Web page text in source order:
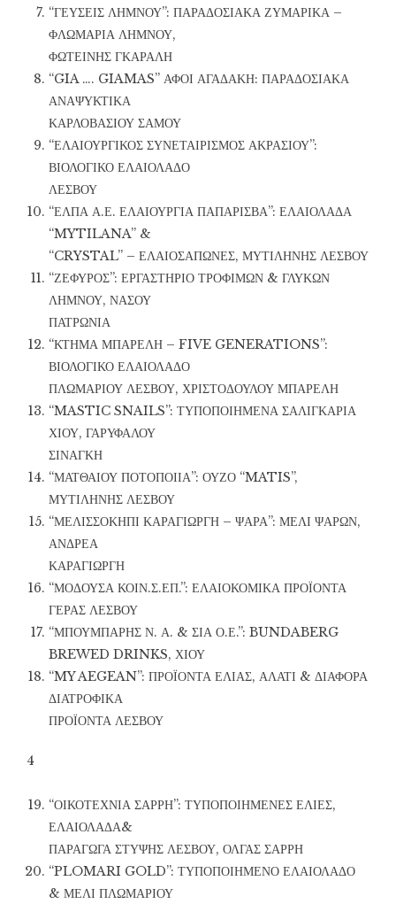
“ΓΕΥΣΕΙΣ ΛΗΜΝΟΥ”: ΠΑΡΑΔΟΣΙΑΚΑ ΖΥΜΑΡΙΚΑ –
ΦΛΩΜΑΡΙΑ ΛΗΜΝΟΥ,
ΦΩΤΕΙΝΗΣ ΓΚΑΡΑΛΗ
“GIA …. GIAMAS” ΑΦΟΙ ΑΓΑΔΑΚΗ: ΠΑΡΑΔΟΣΙΑΚΑ
ΑΝΑΨΥΚΤΙΚΑ
ΚΑΡΛΟΒΑΣΙΟΥ ΣΑΜΟΥ
“ΕΛΑΙΟΥΡΓΙΚΟΣ ΣΥΝΕΤΑΙΡΙΣΜΟΣ ΑΚΡΑΣΙΟΥ”:
ΒΙΟΛΟΓΙΚΟ ΕΛΑΙΟΛΑΔΟ
ΛΕΣΒΟΥ
“ΕΛΠΑ Α.Ε. ΕΛΑΙΟΥΡΓΙΑ ΠΑΠΑΡΙΣΒΑ”: ΕΛΑΙΟΛΑΔΑ
“MYTILANA” &
“CRYSTAL” – ΕΛΑΙΟΣΑΠΩΝΕΣ, ΜΥΤΙΛΗΝΗΣ ΛΕΣΒΟΥ
“ΖΕΦΥΡΟΣ”: ΕΡΓΑΣΤΗΡΙΟ ΤΡΟΦΙΜΩΝ & ΓΛΥΚΩΝ
ΛΗΜΝΟΥ, ΝΑΣΟΥ
ΠΑΤΡΩΝΙΑ
“ΚΤΗΜΑ ΜΠΑΡΕΛΗ – FIVE GENERATIONS”:
ΒΙΟΛΟΓΙΚΟ ΕΛΑΙΟΛΑΔΟ
ΠΛΩΜΑΡΙΟΥ ΛΕΣΒΟΥ, ΧΡΙΣΤΟΔΟΥΛΟΥ ΜΠΑΡΕΛΗ
“MASTIC SNAILS”: ΤΥΠΟΠΟΙΗΜΕΝΑ ΣΑΛΙΓΚΑΡΙΑ
ΧΙΟΥ, ΓΑΡΥΦΑΛΟΥ
ΣΙΝΑΓΚΗ
“ΜΑΤΘΑΙΟΥ ΠΟΤΟΠΟΙΙΑ”: ΟΥΖΟ “MATIS”,
ΜΥΤΙΛΗΝΗΣ ΛΕΣΒΟΥ
“ΜΕΛΙΣΣΟΚΗΠΙ ΚΑΡΑΓΙΩΡΓΗ – ΨΑΡΑ”: ΜΕΛΙ ΨΑΡΩΝ,
ΑΝΔΡΕΑ
ΚΑΡΑΓΙΩΡΓΗ
“ΜΟΔΟΥΣΑ ΚΟΙΝ.Σ.ΕΠ.”: ΕΛΑΙΟΚΟΜΙΚΑ ΠΡΟΪΟΝΤΑ
ΓΕΡΑΣ ΛΕΣΒΟΥ
“ΜΠΟΥΜΠΑΡΗΣ Ν. Α. & ΣΙΑ Ο.Ε.”: BUNDABERG
BREWED DRINKS, ΧΙΟΥ
“MY AEGEAN”: ΠΡΟΪΟΝΤΑ ΕΛΙΑΣ, ΑΛΑΤΙ & ΔΙΑΦΟΡΑ
ΔΙΑΤΡΟΦΙΚΑ
ΠΡΟΪΟΝΤΑ ΛΕΣΒΟΥ
4
“ΟΙΚΟΤΕΧΝΙΑ ΣΑΡΡΗ”: ΤΥΠΟΠΟΙΗΜΕΝΕΣ ΕΛΙΕΣ,
ΕΛΑΙΟΛΑΔΑ&
ΠΑΡΑΓΩΓΑ ΣΤΥΨΗΣ ΛΕΣΒΟΥ, ΟΛΓΑΣ ΣΑΡΡΗ
“PLOMARI GOLD”: ΤΥΠΟΠΟΙΗΜΕΝΟ ΕΛΑΙΟΛΑΔΟ
& ΜΕΛΙ ΠΛΩΜΑΡΙΟΥ